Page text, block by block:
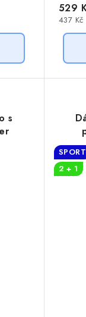
437 Kč
529
s
SPORT
2 + 1